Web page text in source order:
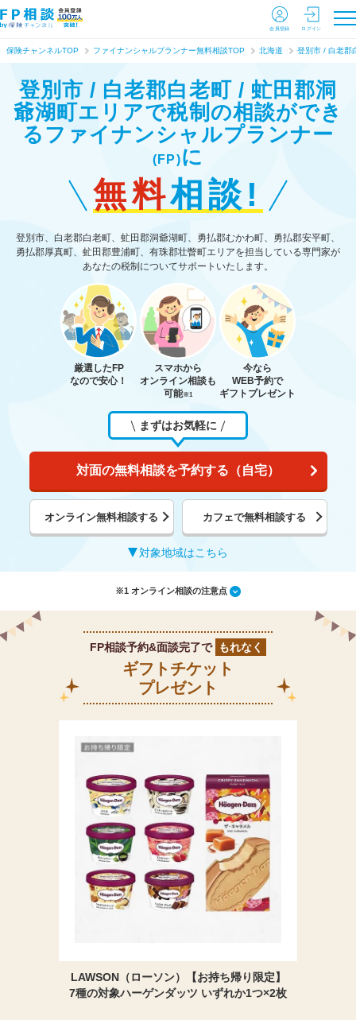
会員登録 ログイン
保険チャンネルTOP ファイナンシャルプランナー無料相談TOP 北海道 登別市 / 白老郡
登別市 / 白老郡白老町 / 虻田郡洞
爺湖町エリアで税制の相談ができ
る ファイナンシャルプランナー
(FP)に
無料相談!
登別市、白老郡白老町、虻田郡洞爺湖町、勇払郡むかわ町、勇払郡安平町、
勇払郡厚真町、虻田郡豊浦町、有珠郡壮瞥町エリアを担当している専門家が
あなたの税制についてサポートいたします。
厳選したFP
なので安心！
スマホから
オンライン相談も
可能※1
今なら
WEB予約で
ギフトプレゼント
まずはお気軽に
対面の無料相談を予約する（自宅）
オンライン無料相談する カフェで無料相談する
対象地域はこちら
※1 オンライン相談の注意点
FP相談予約&面談完了で もれなく
ギフトチケット
プレゼント
LAWSON（ローソン）【お持ち帰り限定】
7種の対象ハーゲンダッツ いずれか1つ×2枚